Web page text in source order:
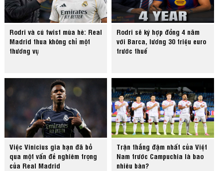
Rodri và cú twist mùa hè: Real
Madrid thua không chỉ một
thương vụ
Rodri sẽ ký hợp đồng 4 năm
với Barca, lương 30 triệu euro
trước thuế
Việc Vinicius gia hạn đã bỏ
qua một vấn đề nghiêm trọng
của Real Madrid
Trận thắng đậm nhất của Việt
Nam trước Campuchia là bao
nhiêu bàn?